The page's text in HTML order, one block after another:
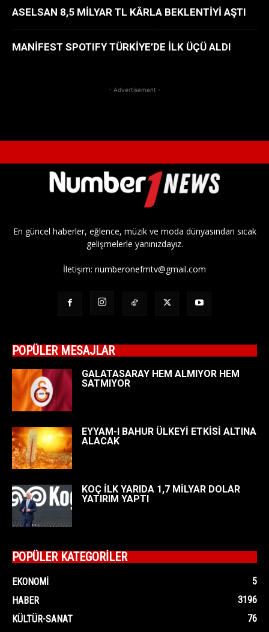
ASELSAN 8,5 MİLYAR TL KÂRLA BEKLENTİYİ AŞTI
MANİFEST SPOTIFY TÜRKİYE’DE İLK ÜÇÜ ALDI
- Advertisement -
En güncel haberler, eğlence, müzik ve moda dünyasından sıcak
gelişmelerle yanınızdayız.
İletişim: numberonefmtv@gmail.com
POPÜLER MESAJLAR
GALATASARAY HEM ALMIYOR HEM
SATMIYOR
EYYAM-I BAHUR ÜLKEYİ ETKİSİ ALTINA
ALACAK
KOÇ İLK YARIDA 1,7 MİLYAR DOLAR
YATIRIM YAPTI
POPÜLER KATEGORİLER
EKONOMI
5
HABER
3196
KÜLTÜR-SANAT
76